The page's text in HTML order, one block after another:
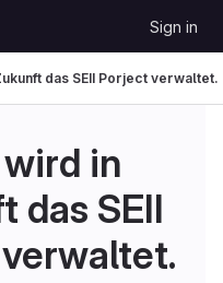
Sign in
das SEII Porject verwaltet.
in
das SEII